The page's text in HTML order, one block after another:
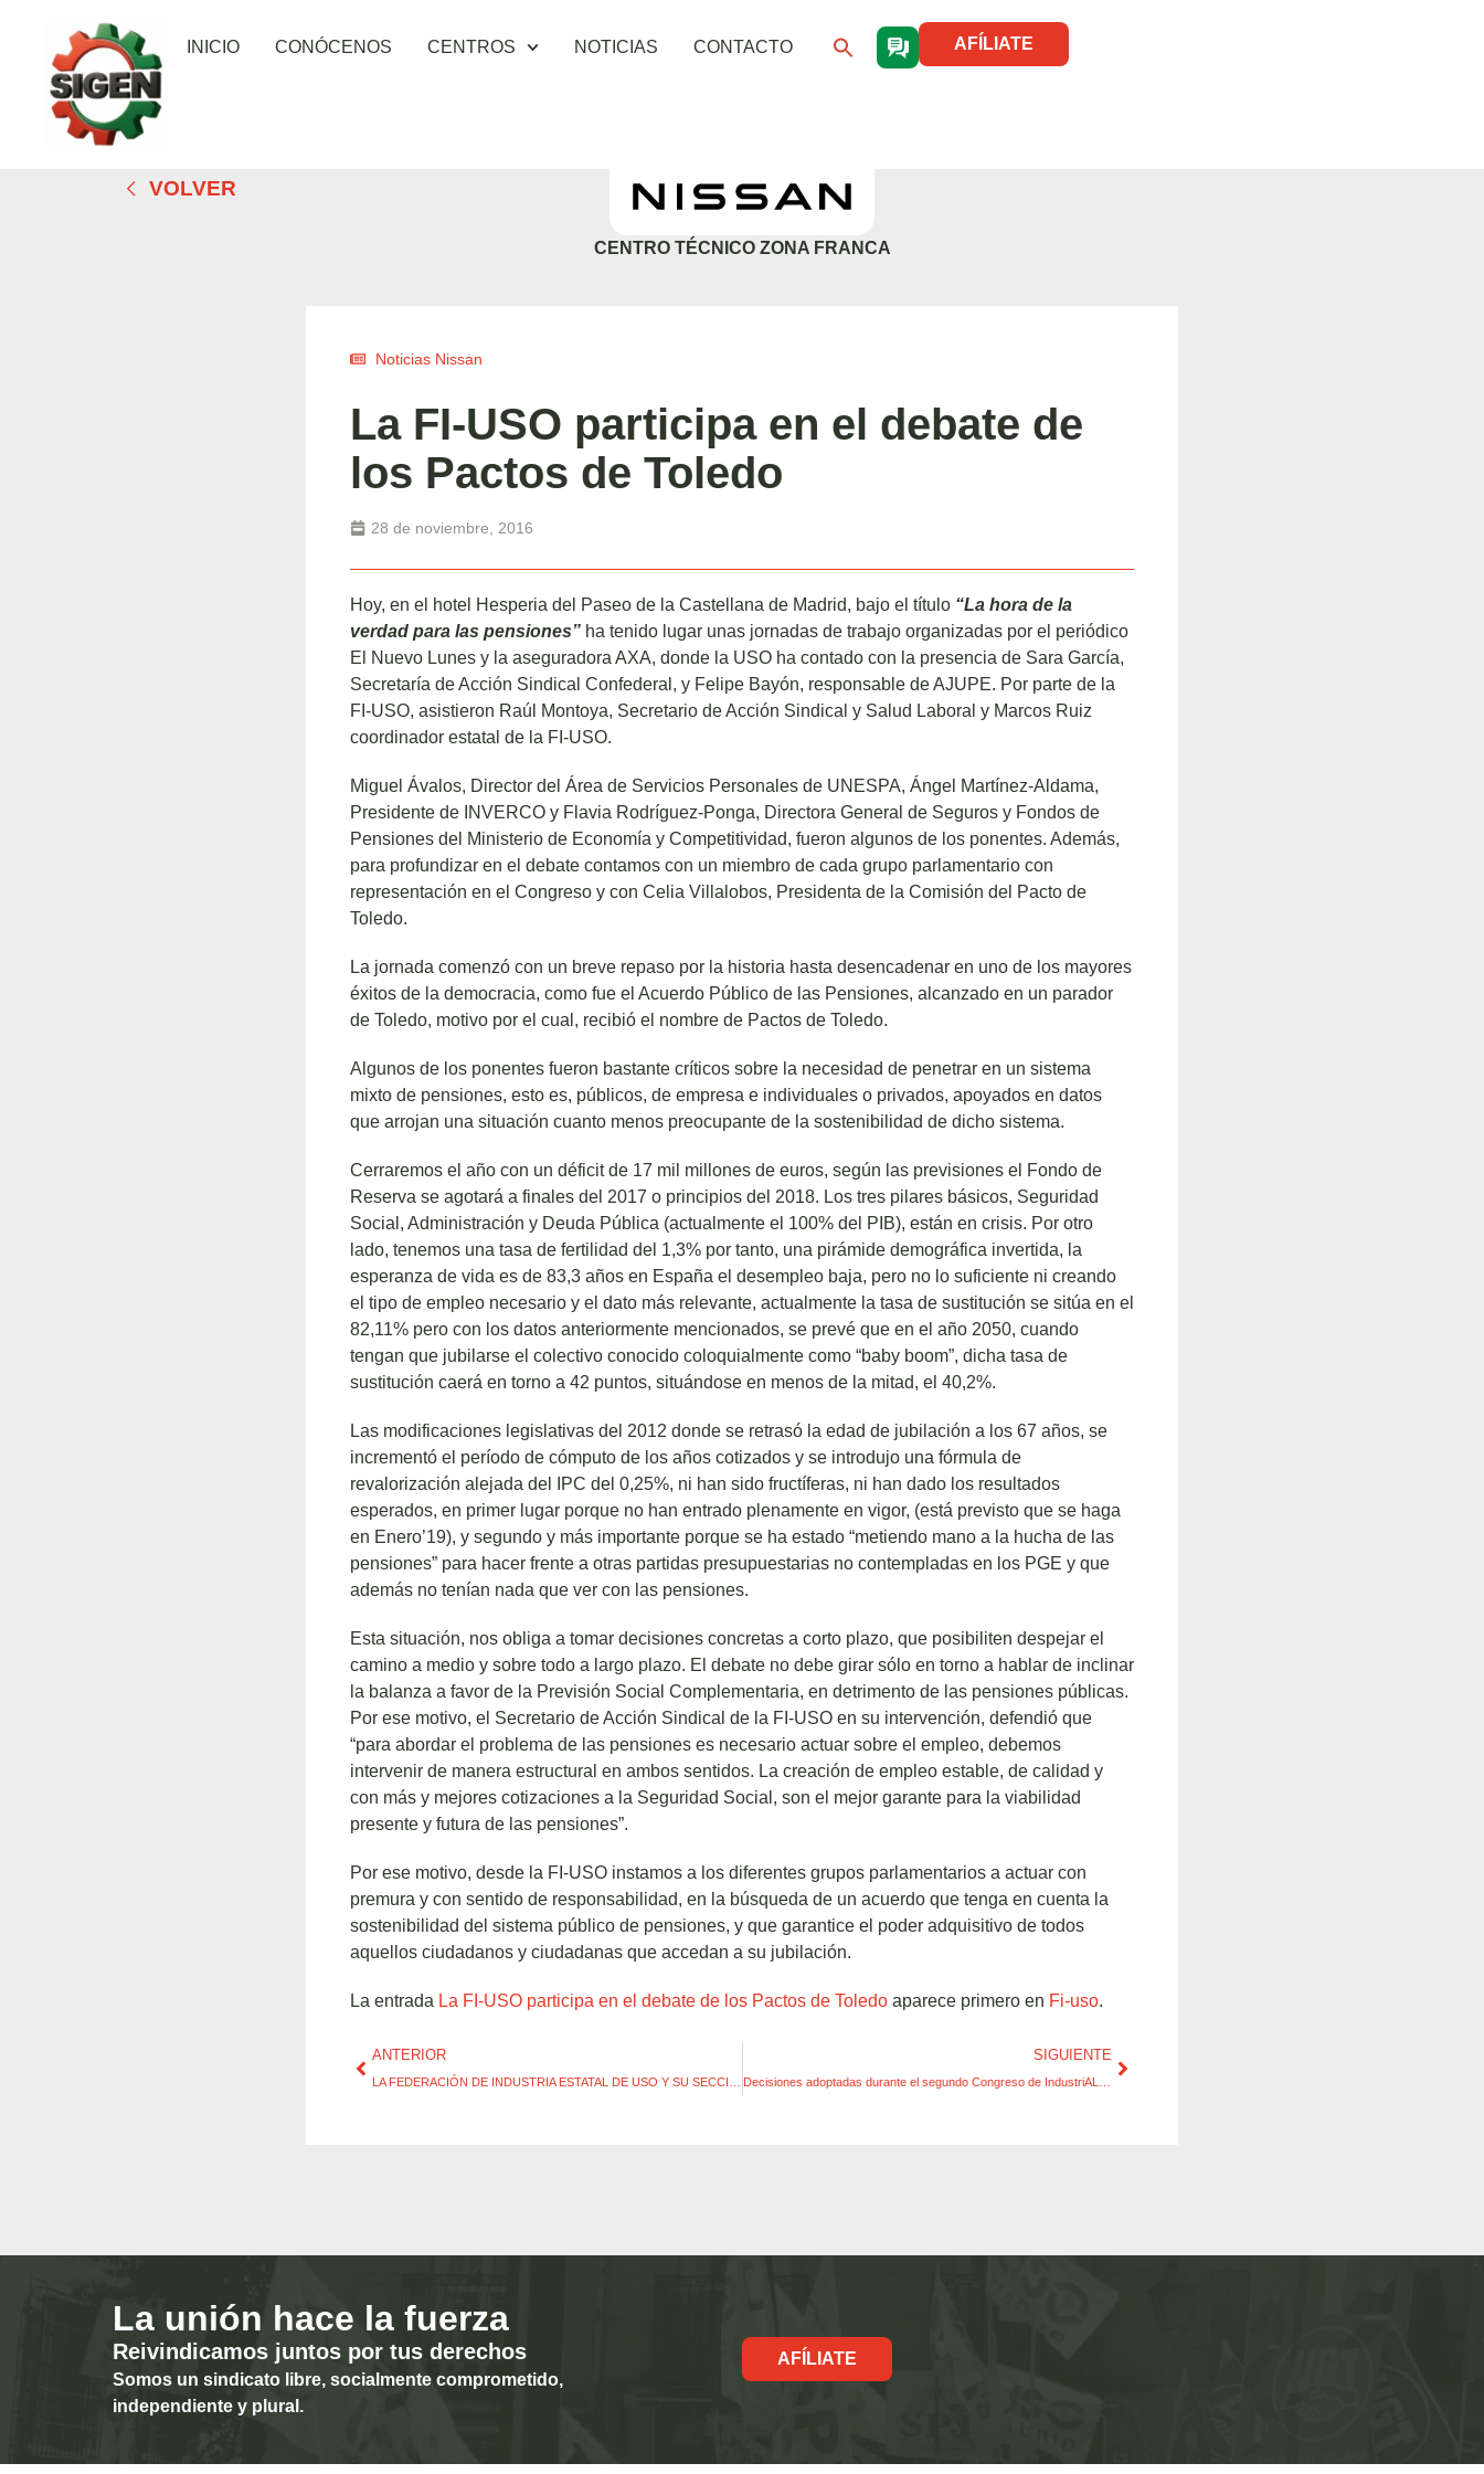
INICIO CONÓCENOS CENTROS NOTICIAS CONTACTO AFÍLIATE
VOLVER
CENTRO TÉCNICO ZONA FRANCA
Noticias Nissan
La FI-USO participa en el debate de
los Pactos de Toledo
28 de noviembre, 2016
Hoy, en el hotel Hesperia del Paseo de la Castellana de Madrid, bajo el título “La hora de la
verdad para las pensiones” ha tenido lugar unas jornadas de trabajo organizadas por el periódico
El Nuevo Lunes y la aseguradora AXA, donde la USO ha contado con la presencia de Sara García,
Secretaría de Acción Sindical Confederal, y Felipe Bayón, responsable de AJUPE. Por parte de la
FI-USO, asistieron Raúl Montoya, Secretario de Acción Sindical y Salud Laboral y Marcos Ruiz
coordinador estatal de la FI-USO.
Miguel Ávalos, Director del Área de Servicios Personales de UNESPA, Ángel Martínez-Aldama,
Presidente de INVERCO y Flavia Rodríguez-Ponga, Directora General de Seguros y Fondos de
Pensiones del Ministerio de Economía y Competitividad, fueron algunos de los ponentes. Además,
para profundizar en el debate contamos con un miembro de cada grupo parlamentario con
representación en el Congreso y con Celia Villalobos, Presidenta de la Comisión del Pacto de
Toledo.
La jornada comenzó con un breve repaso por la historia hasta desencadenar en uno de los mayores
éxitos de la democracia, como fue el Acuerdo Público de las Pensiones, alcanzado en un parador
de Toledo, motivo por el cual, recibió el nombre de Pactos de Toledo.
Algunos de los ponentes fueron bastante críticos sobre la necesidad de penetrar en un sistema
mixto de pensiones, esto es, públicos, de empresa e individuales o privados, apoyados en datos
que arrojan una situación cuanto menos preocupante de la sostenibilidad de dicho sistema.
Cerraremos el año con un déficit de 17 mil millones de euros, según las previsiones el Fondo de
Reserva se agotará a finales del 2017 o principios del 2018. Los tres pilares básicos, Seguridad
Social, Administración y Deuda Pública (actualmente el 100% del PIB), están en crisis. Por otro
lado, tenemos una tasa de fertilidad del 1,3% por tanto, una pirámide demográfica invertida, la
esperanza de vida es de 83,3 años en España el desempleo baja, pero no lo suficiente ni creando
el tipo de empleo necesario y el dato más relevante, actualmente la tasa de sustitución se sitúa en el
82,11% pero con los datos anteriormente mencionados, se prevé que en el año 2050, cuando
tengan que jubilarse el colectivo conocido coloquialmente como “baby boom”, dicha tasa de
sustitución caerá en torno a 42 puntos, situándose en menos de la mitad, el 40,2%.
Las modificaciones legislativas del 2012 donde se retrasó la edad de jubilación a los 67 años, se
incrementó el período de cómputo de los años cotizados y se introdujo una fórmula de
revalorización alejada del IPC del 0,25%, ni han sido fructíferas, ni han dado los resultados
esperados, en primer lugar porque no han entrado plenamente en vigor, (está previsto que se haga
en Enero’19), y segundo y más importante porque se ha estado “metiendo mano a la hucha de las
pensiones” para hacer frente a otras partidas presupuestarias no contempladas en los PGE y que
además no tenían nada que ver con las pensiones.
Esta situación, nos obliga a tomar decisiones concretas a corto plazo, que posibiliten despejar el
camino a medio y sobre todo a largo plazo. El debate no debe girar sólo en torno a hablar de inclinar
la balanza a favor de la Previsión Social Complementaria, en detrimento de las pensiones públicas.
Por ese motivo, el Secretario de Acción Sindical de la FI-USO en su intervención, defendió que
“para abordar el problema de las pensiones es necesario actuar sobre el empleo, debemos
intervenir de manera estructural en ambos sentidos. La creación de empleo estable, de calidad y
con más y mejores cotizaciones a la Seguridad Social, son el mejor garante para la viabilidad
presente y futura de las pensiones”.
Por ese motivo, desde la FI-USO instamos a los diferentes grupos parlamentarios a actuar con
premura y con sentido de responsabilidad, en la búsqueda de un acuerdo que tenga en cuenta la
sostenibilidad del sistema público de pensiones, y que garantice el poder adquisitivo de todos
aquellos ciudadanos y ciudadanas que accedan a su jubilación.
La entrada La FI-USO participa en el debate de los Pactos de Toledo aparece primero en Fi-uso.
ANTERIOR SIGUIENTE
La unión hace la fuerza
Reivindicamos juntos por tus derechos
Somos un sindicato libre, socialmente comprometido,
independiente y plural.
AFÍLIATE